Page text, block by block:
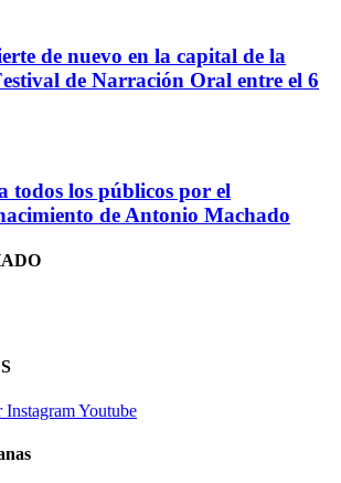
de nuevo en la capital de la
de Narración Oral entre el 6
todos los públicos por el
de Antonio Machado
InstagramYoutube